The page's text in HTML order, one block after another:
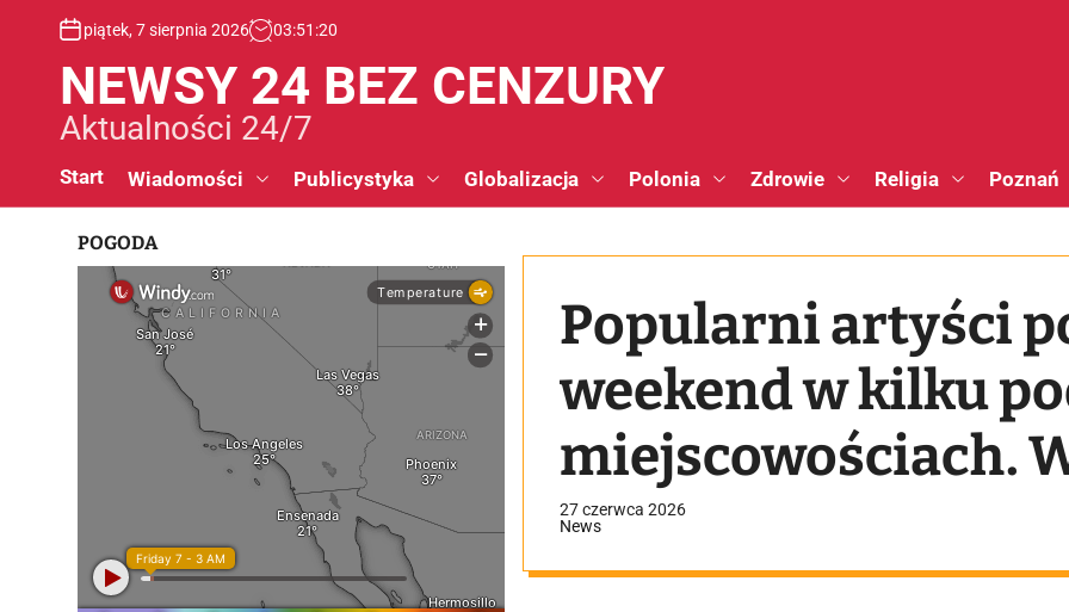
piątek, 7 sierpnia 2026 03:51 :21
NEWSY 24 BEZ CENZURY
Aktualności 24/7
Start Wiadomości Publicystyka Globalizacja Polonia Zdrowie Religia Poznań
Popularni artyści
weekend w kilku
miejscowościach.
koncerty za darmo!
27 czerwca 2026
News
POGODA